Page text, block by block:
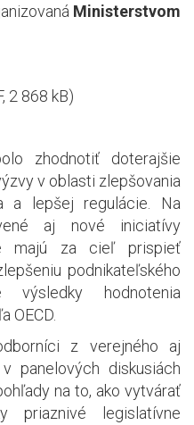
Ministerstvom
2 868 kB)
zhodnotiť doterajšie
v oblasti zlepšovania
a lepšej regulácie. Na
aj nové iniciatívy
majú za cieľ prispieť
podnikateľského
výsledky hodnotenia
OECD.
z verejného aj
panelových diskusiách
na to, ako vytvárať
priaznivé legislatívne